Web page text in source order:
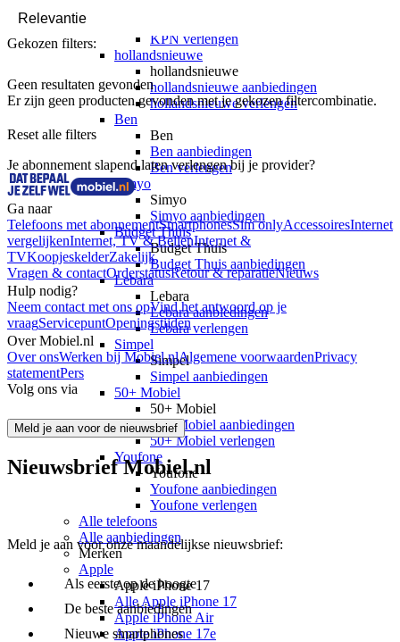
KPN verlengen
hollandsnieuwe
hollandsnieuwe
hollandsnieuwe aanbiedingen
hollandsnieuwe verlengen
Ben
Ben
Ben aanbiedingen
Ben verlengen
Simyo
Simyo
Simyo aanbiedingen
Budget Thuis
Budget Thuis
Budget Thuis aanbiedingen
Lebara
Lebara
Lebara aanbiedingen
Lebara verlengen
Simpel
Simpel
Simpel aanbiedingen
50+ Mobiel
50+ Mobiel
50+ Mobiel aanbiedingen
50+ Mobiel verlengen
Youfone
Youfone
Youfone aanbiedingen
Youfone verlengen
Alle telefoons
Alle aanbiedingen
Merken
Apple
Apple iPhone 17
Alle Apple iPhone 17
Apple iPhone Air
Apple iPhone 17e
Gekozen filters:
Geen resultaten gevonden
Er zijn geen producten gevonden met je gekozen filtercombinatie.
Reset alle filters
Je abonnement slapend laten verlengen bij je provider?
Ga naar
Telefoons met abonnementSmartphonesSim onlyAccessoiresInternet
vergelijkenInternet, TV & BellenInternet &
TVKoopjeskelderZakelijk
Vragen & contactOrderstatusRetour & reparatieNieuws
Hulp nodig?
Neem contact met ons opVind het antwoord op je
vraagServicepuntOpeningstijden
Over Mobiel.nl
Over onsWerken bij Mobiel.nlAlgemene voorwaardenPrivacy
statementPers
Volg ons via
Meld je aan voor de nieuwsbrief
Nieuwsbrief Mobiel.nl
Meld je aan voor onze maandelijkse nieuwsbrief:
Als eerste op de hoogte
De beste aanbiedingen
Nieuwe smartphones